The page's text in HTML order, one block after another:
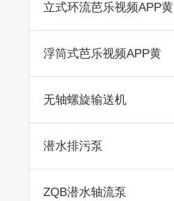
立式环流芭乐视频APP黄
浮筒式芭乐视频APP黄
无轴螺旋输送机
潜水排污泵
ZQB潜水轴流泵